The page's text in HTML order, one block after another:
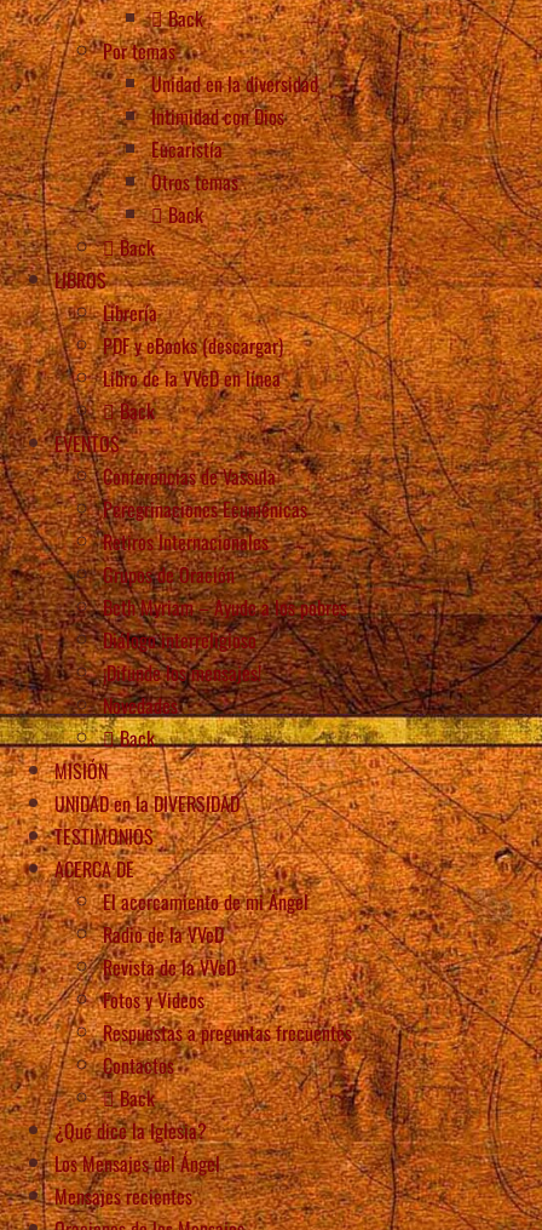
Back
Por temas
Unidad en la diversidad
Intimidad con Dios
Eucaristía
Otros temas
Back
Back
LIBROS
Librería
PDF y eBooks (descargar)
Libro de la VVeD en línea
Back
EVENTOS
Conferencias de Vassula
Peregrinaciones Ecuménicas
Retiros Internacionales
Grupos de Oración
Beth Myriam – Ayude a los pobres
Diálogo interreligioso
¡Difunde los mensajes!
Novedades
Back
MISIÓN
UNIDAD en la DIVERSIDAD
TESTIMONIOS
ACERCA DE
El acercamiento de mi Ángel
Radio de la VVeD
Revista de la VVeD
Fotos y Videos
Respuestas a preguntas frecuentes
Contactos
Back
¿Qué dice la Iglesia?
Los Mensajes del Ángel
Mensajes recientes